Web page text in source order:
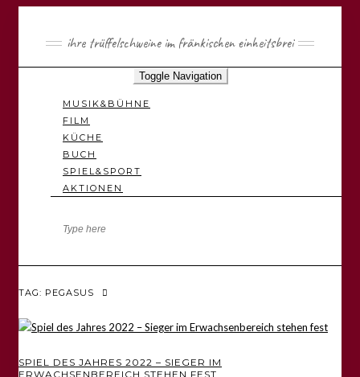
ihre trüffelschweine im fränkischen einheitsbrei
Toggle Navigation
MUSIK&BÜHNE
FILM
KÜCHE
BUCH
SPIEL&SPORT
AKTIONEN
TAG: PEGASUS
SPIEL DES JAHRES 2022 – SIEGER IM
ERWACHSENBEREICH STEHEN FEST